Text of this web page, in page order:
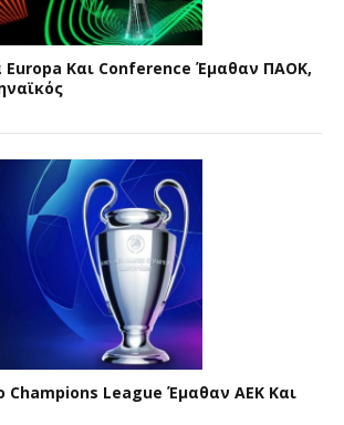
Europa Και Conference Έμαθαν ΠΑΟΚ,
Champions League Έμαθαν ΑΕΚ Και